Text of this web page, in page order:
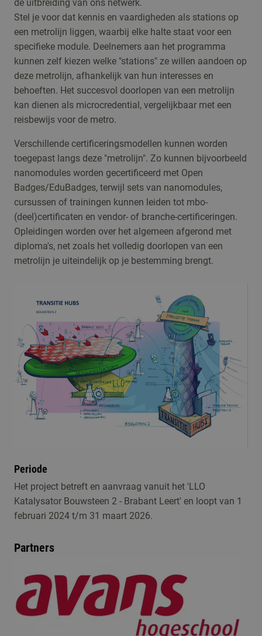
de uitbreiding van ons netwerk.
Stel je voor dat kennis en vaardigheden als stations op
een metrolijn liggen, waarbij elke halte staat voor een
specifieke module. Deelnemers aan het programma
kunnen zelf kiezen welke "stations" ze willen aandoen op
deze metrolijn, afhankelijk van hun interesses en
behoeften. Het succesvol doorlopen van een metrolijn
kan dienen als microcredential, vergelijkbaar met een
reisbewijs voor de metro.
Verschillende certificeringsmodellen kunnen worden
toegepast langs deze "metrolijn". Zo kunnen bijvoorbeeld
nanomodules worden gecertificeerd met Open
Badges/EduBadges, terwijl sets van nanomodules,
cursussen of trainingen kunnen leiden tot mbo-
(deel)certificaten en vendor- of branche-certificeringen.
Opleidingen worden over het algemeen afgerond met
diploma's, net zoals het volledig doorlopen van een
metrolijn je uiteindelijk op je bestemming brengt.
Periode
Het project betreft en aanvraag vanuit het 'LLO
Katalysator Bouwsteen 2 - Brabant Leert' en loopt van 1
februari 2024 t/m 31 maart 2026.
Partners